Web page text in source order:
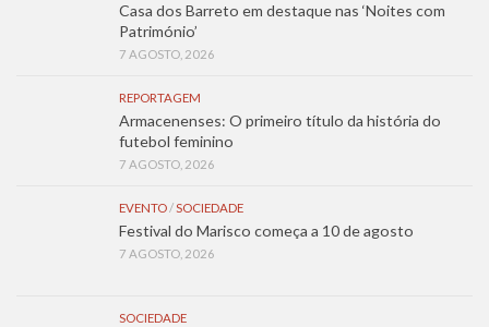
Casa dos Barreto em destaque nas ‘Noites com
Património’
7 AGOSTO, 2026
REPORTAGEM
Armacenenses: O primeiro título da história do
futebol feminino
7 AGOSTO, 2026
EVENTO/SOCIEDADE
Festival do Marisco começa a 10 de agosto
7 AGOSTO, 2026
SOCIEDADE